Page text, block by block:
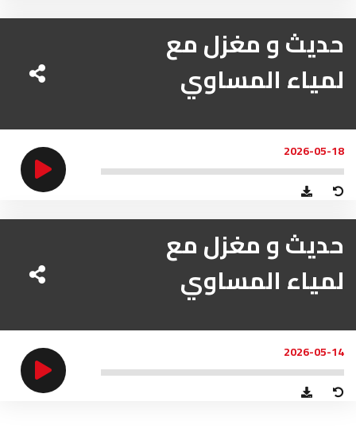
حديث و مغزل مع
لمياء المساوي
2026-05-18
حديث و مغزل مع
لمياء المساوي
2026-05-14